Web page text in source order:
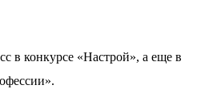
в конкурсе «Настрой», а еще в